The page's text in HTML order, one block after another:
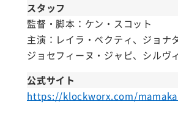
スタッフ
監督・脚本：ケン・スコット
主演：レイラ・ベクティ、ジョナ
ジョセフィーヌ・ジャピ、シルヴ
公式サイト
https://klockworx.com/